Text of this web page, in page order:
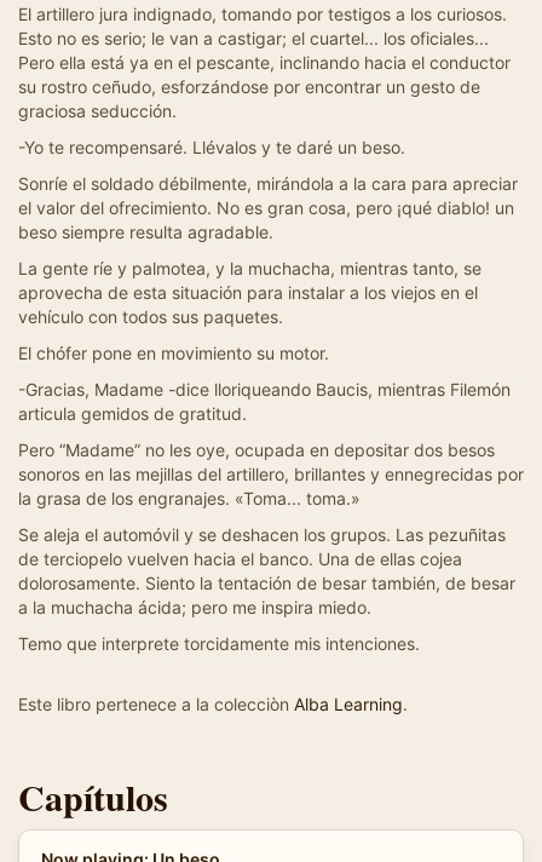
El artillero jura indignado, tomando por testigos a los curiosos.
Esto no es serio; le van a castigar; el cuartel... los oficiales...
Pero ella está ya en el pescante, inclinando hacia el conductor
su rostro ceñudo, esforzándose por encontrar un gesto de
graciosa seducción.
-Yo te recompensaré. Llévalos y te daré un beso.
Sonríe el soldado débilmente, mirándola a la cara para apreciar
el valor del ofrecimiento. No es gran cosa, pero ¡qué diablo! un
beso siempre resulta agradable.
La gente ríe y palmotea, y la muchacha, mientras tanto, se
aprovecha de esta situación para instalar a los viejos en el
vehículo con todos sus paquetes.
El chófer pone en movimiento su motor.
-Gracias, Madame -dice lloriqueando Baucis, mientras Filemón
articula gemidos de gratitud.
Pero “Madame” no les oye, ocupada en depositar dos besos
sonoros en las mejillas del artillero, brillantes y ennegrecidas por
la grasa de los engranajes. «Toma... toma.»
Se aleja el automóvil y se deshacen los grupos. Las pezuñitas
de terciopelo vuelven hacia el banco. Una de ellas cojea
dolorosamente. Siento la tentación de besar también, de besar
a la muchacha ácida; pero me inspira miedo.
Temo que interprete torcidamente mis intenciones.
Este libro pertenece a la colecciòn Alba Learning.
Capítulos